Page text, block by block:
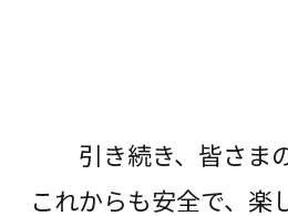
引き続き、皆さま
これからも安全で、楽